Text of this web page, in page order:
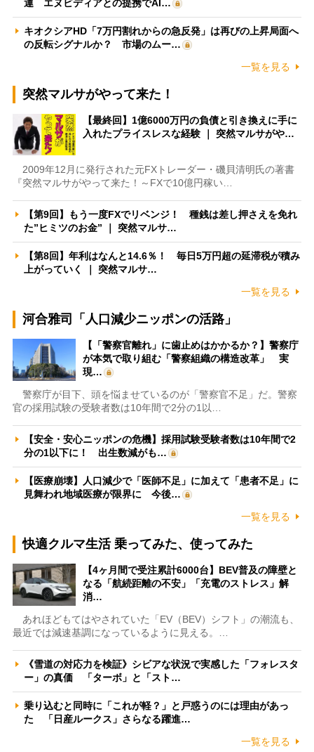
運 エヌビディアとの提携でAI…
キオクシアHD「7万円割れからの急反発」は再びの上昇局面へ
の反転シグナルか？ 市場のムー…
一覧を見る
突然マルサがやって来た！
【最終回】1億6000万円の負債と引き換えに手に
入れたプライスレスな経験 ｜ 突然マルサがや…
2009年12月に発行された元FXトレーダー・磯貝清明氏の著書
『突然マルサがやって来た！～FXで10億円稼い…
【第9回】もう一度FXでリベンジ！ 種銭は差し押さえを免れ
た”ヒミツのお金” ｜ 突然マルサ…
【第8回】年利はなんと14.6％！ 毎日5万円超の延滞税が積み
上がっていく ｜ 突然マルサ…
一覧を見る
河合雅司「人口減少ニッポンの活路」
【「警察官離れ」に歯止めはかかるか？】警察庁
が本気で取り組む「警察組織の構造改革」 実
現…
警察庁が目下、頭を悩ませているのが「警察官不足」だ。警察
官の採用試験の受験者数は10年間で2分の1以…
【安全・安心ニッポンの危機】採用試験受験者数は10年間で2
分の1以下に！ 出生数減がも…
【医療崩壊】人口減少で「医師不足」に加えて「患者不足」に
見舞われ地域医療が限界に 今後…
一覧を見る
快適クルマ生活 乗ってみた、使ってみた
【4ヶ月間で受注累計6000台】BEV普及の障壁と
なる「航続距離の不安」「充電のストレス」解
消…
あれほどもてはやされていた「EV（BEV）シフト」の潮流も、
最近では減速基調になっているように見える。…
《雪道の対応力を検証》シビアな状況で実感した「フォレスタ
ー」の真価 「ターボ」と「スト…
乗り込むと同時に「これが軽？」と戸惑うのには理由があっ
た 「日産ルークス」さらなる躍進…
一覧を見る